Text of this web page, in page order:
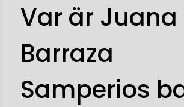
Var är Juana
Barraza
Samperios